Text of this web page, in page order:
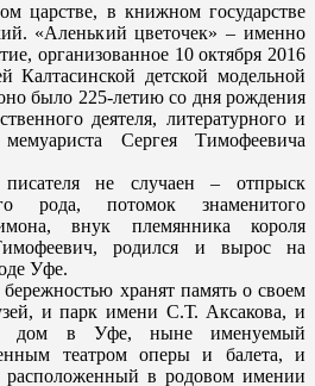
царстве, в книжном государстве
«Аленький цветочек» – именно
организованное 10 октября 2016
Калтасинской детской модельной
было 225-летию со дня рождения
деятеля, литературного и
мемуариста Сергея Тимофеевича
не случаен – отпрыск
рода, потомок знаменитого
внук племянника короля
родился и вырос на
Уфе.
хранят память о своем
и парк имени С.Т. Аксакова, и
дом в Уфе, ныне именуемый
театром оперы и балета, и
расположенный в родовом имении